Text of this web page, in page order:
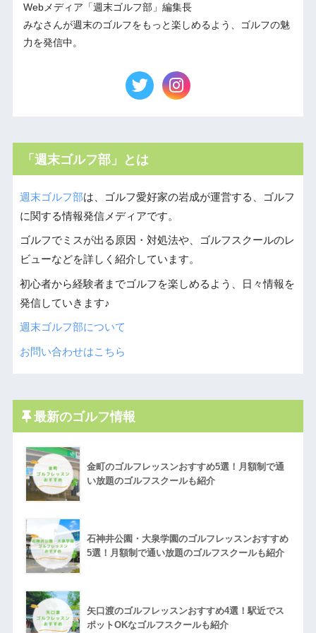
Webメディア「週末ゴルフ部」編集長
みなさんが週末のゴルフをもっと楽しめるよう、ゴルフの魅
力を発信中。
「週末ゴルフ部」とは
週末ゴルフ部は、ゴルフ愛好家の岩成が運営する、ゴルフ
に関する情報発信メディアです。
ゴルフでミスが出る原因・対処法や、ゴルフスクールのレ
ビューなどを詳しく紹介しています。
初心者から経験者までゴルフを楽しめるよう、日々情報を
発信していきます♪
週末ゴルフ部について
お問い合わせはこちら
最新のゴルフ情報
金町のゴルフレッスンおすすめ5選！月額制で通
い放題のゴルフスクールも紹介
石神井公園・大泉学園のゴルフレッスンおすすめ
5選！月額制で通い放題のゴルフスクールも紹介
矢口渡のゴルフレッスンおすすめ4選！駅近でス
ポットOKなゴルフスクールも紹介